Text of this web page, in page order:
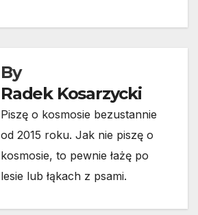
By
Radek Kosarzycki
Piszę o kosmosie bezustannie
od 2015 roku. Jak nie piszę o
kosmosie, to pewnie łażę po
lesie lub łąkach z psami.